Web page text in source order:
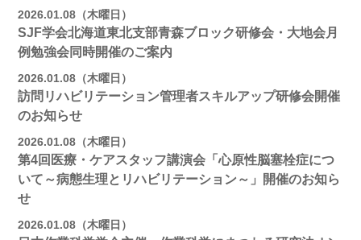
2026.01.08（木曜日）
SJF学会北海道東北支部青森ブロック研修会・大地会月
例勉強会同時開催のご案内
2026.01.08（木曜日）
訪問リハビリテーション管理者スキルアップ研修会開催
のお知らせ
2026.01.08（木曜日）
第4回医療・ケアスタッフ講演会「心原性脳塞栓症につ
いて～病態生理とリハビリテーション～」開催のお知ら
せ
2026.01.08（木曜日）